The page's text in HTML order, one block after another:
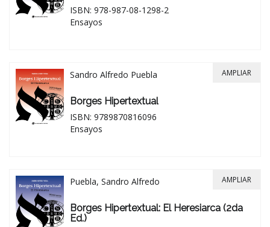
ISBN: 978-987-08-1298-2
Ensayos
Sandro Alfredo Puebla
Borges Hipertextual
ISBN: 9789870816096
Ensayos
AMPLIAR
Puebla, Sandro Alfredo
Borges Hipertextual: El Heresiarca (2da
Ed.)
AMPLIAR